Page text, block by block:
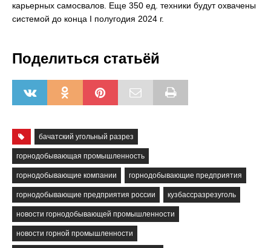
карьерных самосвалов. Еще 350 ед. техники будут охвачены
системой до конца I полугодия 2024 г.
Поделиться статьёй
бачатский угольный разрез
горнодобывающая промышленность
горнодобывающие компании горнодобывающие предприятия
горнодобывающие предприятия россии кузбассразрезуголь
новости горнодобывающей промышленности
новости горной промышленности